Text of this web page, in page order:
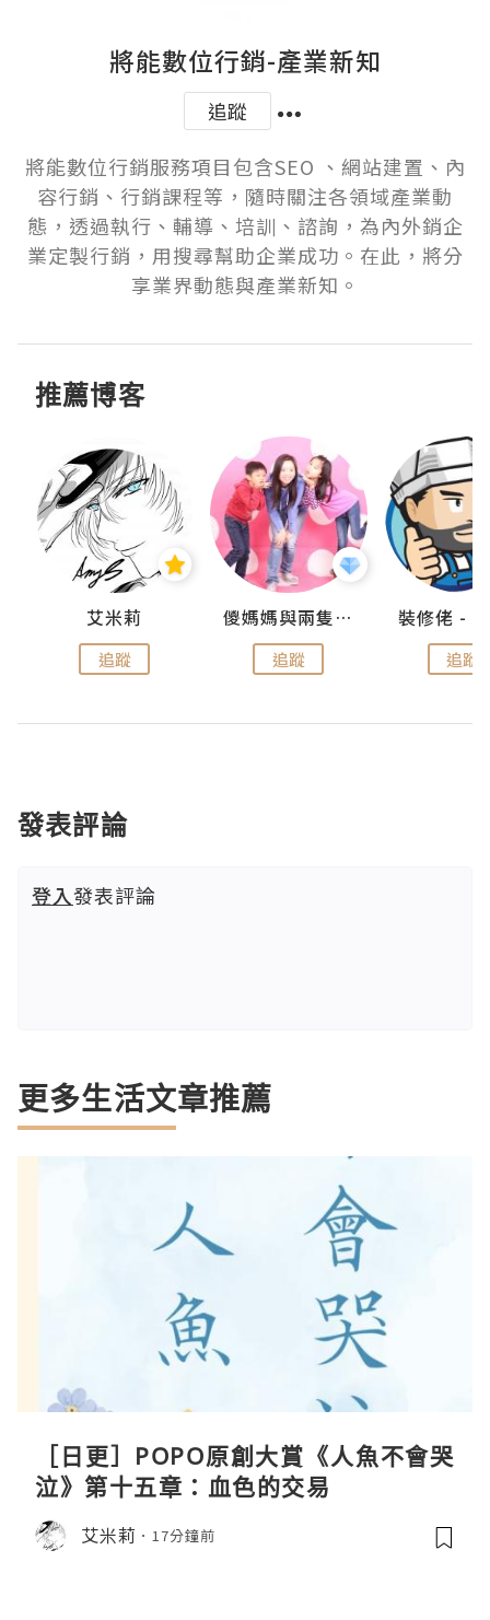
將能數位行銷-產業新知
追蹤
將能數位行銷服務項目包含SEO 、網站建置、內
容行銷、行銷課程等，隨時關注各領域產業動
態，透過執行、輔導、培訓、諮詢，為內外銷企
業定製行銷，用搜尋幫助企業成功。在此，將分
享業界動態與產業新知。
推薦博客
艾米莉
追蹤
儍媽媽與兩隻小魔怪之家
追蹤 追蹤
發表評論
登入發表評論
更多生活文章推薦
［日更］POPO原創大賞《人魚不會哭
泣》第十五章：血色的交易
艾米莉 17分鐘前